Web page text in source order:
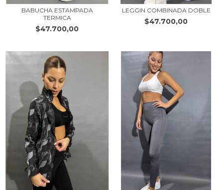
BABUCHA ESTAMPADA
TERMICA
$47.700,00
LEGGIN COMBINADA DOBLE
$47.700,00